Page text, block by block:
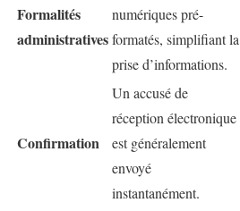
Formalités
administratives
numériques pré-
formatés, simplifiant la
prise d’informations.
Confirmation
Un accusé de
réception électronique
est généralement
envoyé
instantanément.